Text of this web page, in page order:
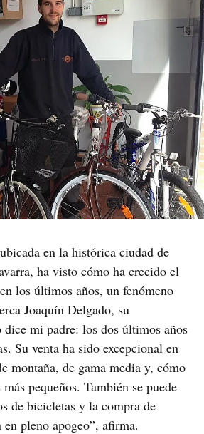
en la histórica ciudad de
ha visto cómo ha crecido el
los últimos años, un fenómeno
Joaquín Delgado, su
dice mi padre: los dos últimos años
Su venta ha sido excepcional en
montaña, de gama media y, cómo
pequeños. También se puede
de bicicletas y la compra de
pleno apogeo”, afirma.